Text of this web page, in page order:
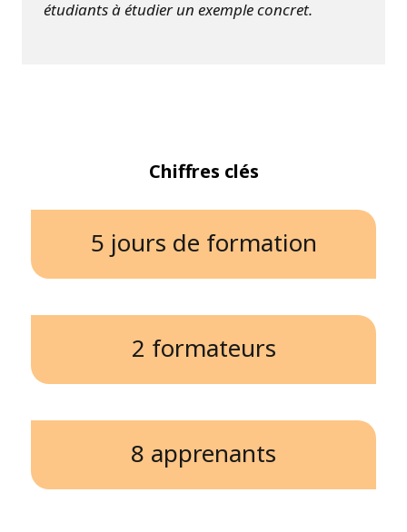
étudiants à étudier un exemple concret.
Chiffres clés
5 jours de formation
2 formateurs
8 apprenants